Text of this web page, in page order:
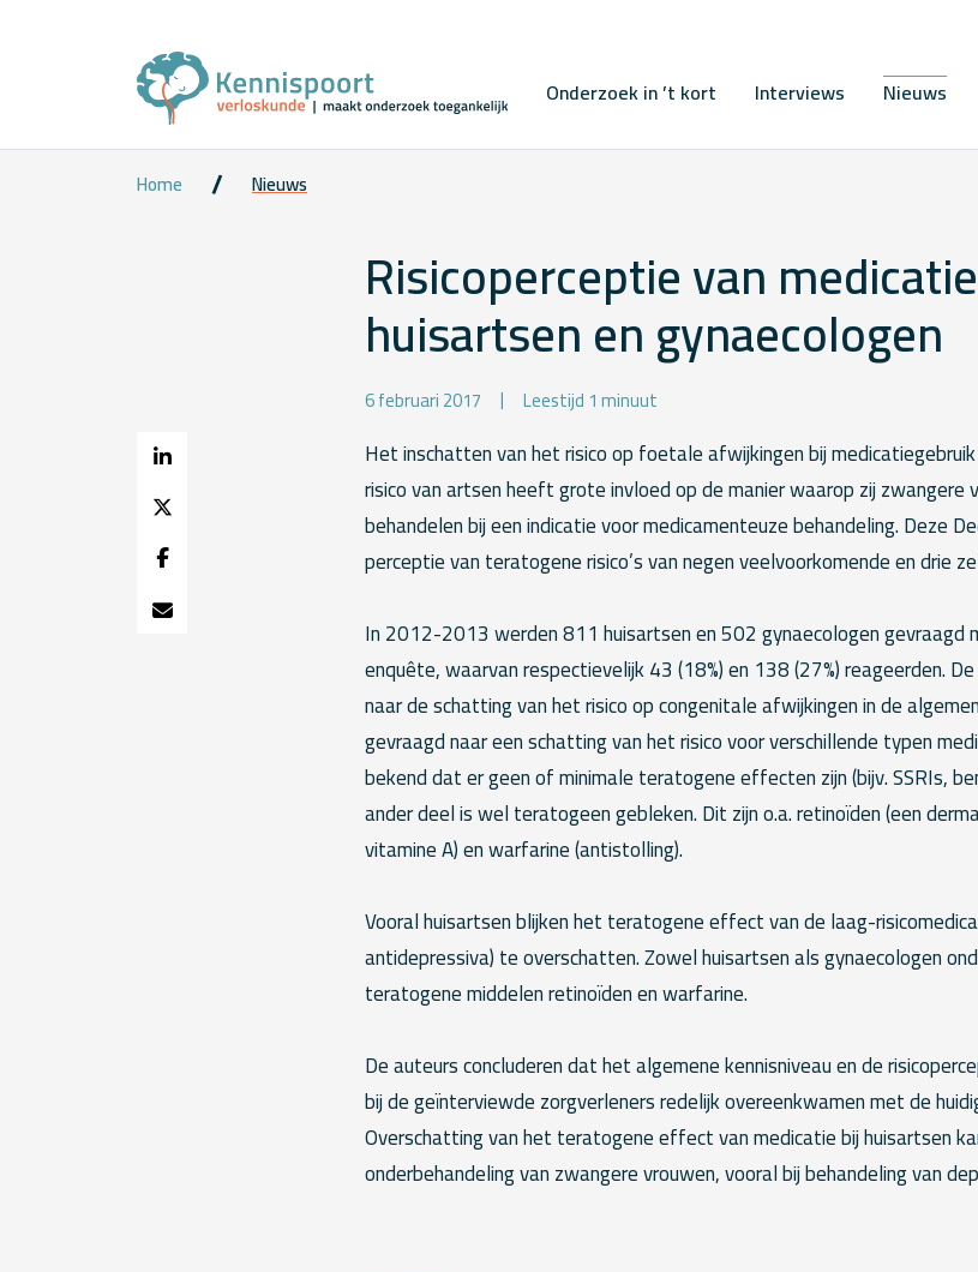
Onderzoek in ’t kort Interviews Nieuws
Home Nieuws
Risicoperceptie van
huisartsen en gynaecologen
6 februari 2017 Leestijd 1 minuut
Het inschatten van het risico op foetale afwijkingen bij
risico van artsen heeft grote invloed op de manier waarop zij zwangere
behandelen bij een indicatie voor medicamenteuze behandeling. Deze
perceptie van teratogene risico’s van negen veelvoorkomende en drie
In 2012-2013 werden 811 huisartsen en 502 gynaecologen gevraagd
enquête, waarvan respectievelijk 43 (18%) en 138 (27%) reageerden.
naar de schatting van het risico op congenitale afwijkingen in de
gevraagd naar een schatting van het risico voor verschillende typen
bekend dat er geen of minimale teratogene effecten zijn (bijv. SSRIs,
ander deel is wel teratogeen gebleken. Dit zijn o.a. retinoïden (een
vitamine A) en warfarine (antistolling).
Vooral huisartsen blijken het teratogene effect van de laag-
antidepressiva) te overschatten. Zowel huisartsen als gynaecologen
teratogene middelen retinoïden en warfarine.
De auteurs concluderen dat het algemene kennisniveau en de
bij de geïnterviewde zorgverleners redelijk overeenkwamen met de
Overschatting van het teratogene effect van medicatie bij huisartsen
onderbehandeling van zwangere vrouwen, vooral bij behandeling van